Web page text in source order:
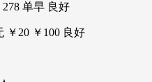
单早 良好
20 ￥100 良好